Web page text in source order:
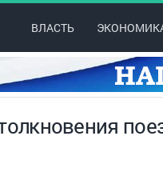
ВЛАСТЬ